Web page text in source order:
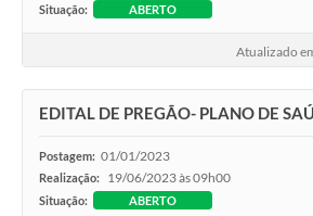
Situação: ABERTO
Atualizado
EDITAL DE PREGÃO- PLANO DE
Postagem: 01/01/2023
Realização: 19/06/2023 às 09h00
Situação: ABERTO